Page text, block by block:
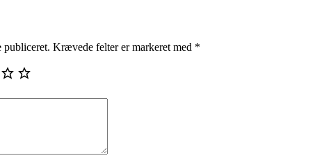
publiceret. Krævede felter er markeret med *